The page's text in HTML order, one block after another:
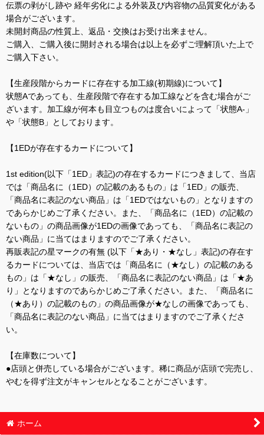
伝票の剥がし跡や 経年劣化による外装及び内容物の品質変化がある
場合がございます。
未開封商品の性質上、返品・交換はお受け出来ません。
ご購入、ご購入後に開封される場合は以上を必ずご理解頂いた上で
ご購入下さい。
【生産段階からカードに存在する加工線(初期線)について】
状態Aであっても、生産段階で存在する加工線などを含む場合がご
ざいます。加工線が何本も目立つものは度合いによって「状態A-」
や「状態B」としております。
【1EDが存在するカードについて】
1st edition(以下「1ED」表記)の存在するカードにつきまして、当店
では「商品名に（1ED）の記載のあるもの」は「1ED」の販売、
「商品名に表記のない商品」は「1EDではないもの」となりますの
であらかじめご了承ください。また、「商品名に（1ED）の記載の
ないもの」の商品画像が1EDの画像であっても、「商品名に表記の
ない商品」に当てはまりますのでご了承ください。
再販表記の星マークの有無 (以下「★あり・★なし」表記)の存在す
るカードについては、当店では「商品名に（★なし）の記載のある
もの」は「★なし」の販売、「商品名に表記のない商品」は「★あ
り」となりますのであらかじめご了承ください。また、「商品名に
（★あり）の記載のもの」の商品画像が★なしの画像であっても、
「商品名に表記のない商品」に当てはまりますのでご了承くださ
い。
【在庫数について】
●店頭と併売している場合がございます。稀に商品が店頭で完売し、
やむを得ず注文がキャンセルとなることがございます。
ホーム